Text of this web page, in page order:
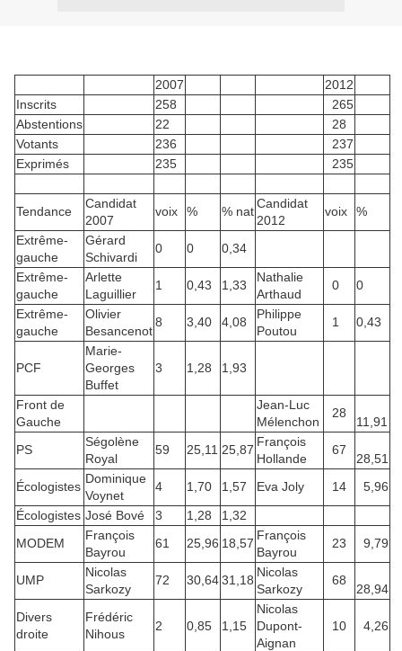
2007
2012
Inscrits
258
265
Abstentions
22
28
Votants
236
237
Exprimés
235 235
Tendance
Candidat
2007
voix % % nat
Candidat
2012
voix
%
Extrême-
gauche
Gérard
Schivardi
0 0
0,34
Extrême-
gauche
Arlette
Laguillier
1 0,43 1,33
Nathalie
Arthaud
0
0
Extrême-
gauche
Olivier
Besancenot
8 3,40 4,08
Philippe
Poutou
1 0,43
PCF
Marie-
Georges
Buffet
3 1,28 1,93
Front de
Gauche
Jean-Luc
Mélenchon
28
11,91
PS
Ségolène
Royal
59 25,11 25,87
François
Hollande
67
28,51
Écologistes
Dominique
Voynet
4 1,70 1,57 Eva Joly 14
5,96
Écologistes José Bové 3 1,28
1,32
MODEM
François
Bayrou
61 25,96 18,57
François
Bayrou
23 9,79
UMP
Nicolas
Sarkozy
72 30,6431,18
Nicolas
Sarkozy
68
28,94
Divers
droite
Frédéric
Nihous
2 0,85 1,15
Nicolas
Dupont-
Aignan
10 4,26